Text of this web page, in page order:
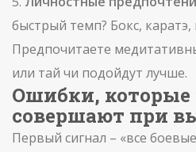
быстрый темп? Бокс,
Предпочитаете
или тай чи подойдут лучше.
Ошибки, которые
совершают при
Первый сигнал – «все